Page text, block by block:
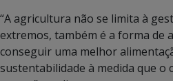
“A agricultura não se limita à
extremos, também é a forma de
conseguir uma melhor
sustentabilidade à medida que o